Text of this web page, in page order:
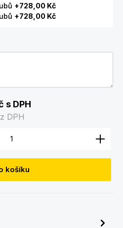
+728,00 Kč
+728,00 Kč
s DPH
DPH
požadované
košíku